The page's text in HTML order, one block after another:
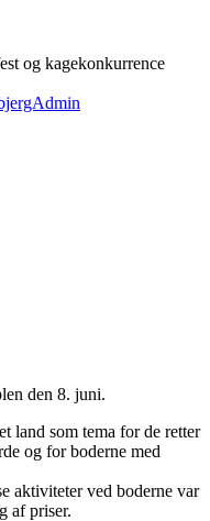
og kagekonkurrence
den 8. juni.
land som tema for de retter
og for boderne med
aktiviteter ved boderne var
af priser.